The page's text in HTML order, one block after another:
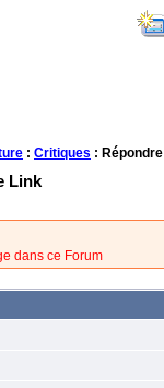
: Critiques : Répondre
Link
dans ce Forum